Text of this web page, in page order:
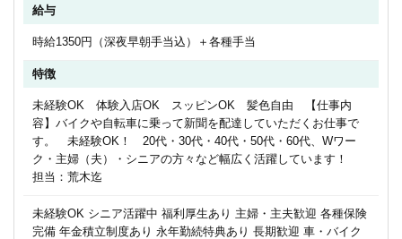
給与
時給1350円（深夜早朝手当込）＋各種手当
特徴
未経験OK 体験入店OK スッピンOK 髪色自由 【仕事内
容】バイクや自転車に乗って新聞を配達していただくお仕事で
す。 未経験OK！ 20代・30代・40代・50代・60代、Wワー
ク・主婦（夫）・シニアの方々など幅広く活躍しています！
担当：荒木迄
未経験OK シニア活躍中 福利厚生あり 主婦・主夫歓迎 各種保険
完備 年金積立制度あり 永年勤続特典あり 長期歓迎 車・バイク